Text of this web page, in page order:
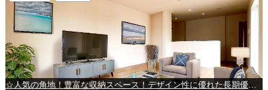
☆人気の角地！豊富な収納スペース！デザイン性に優れた長期優良住宅☆～清見台南～